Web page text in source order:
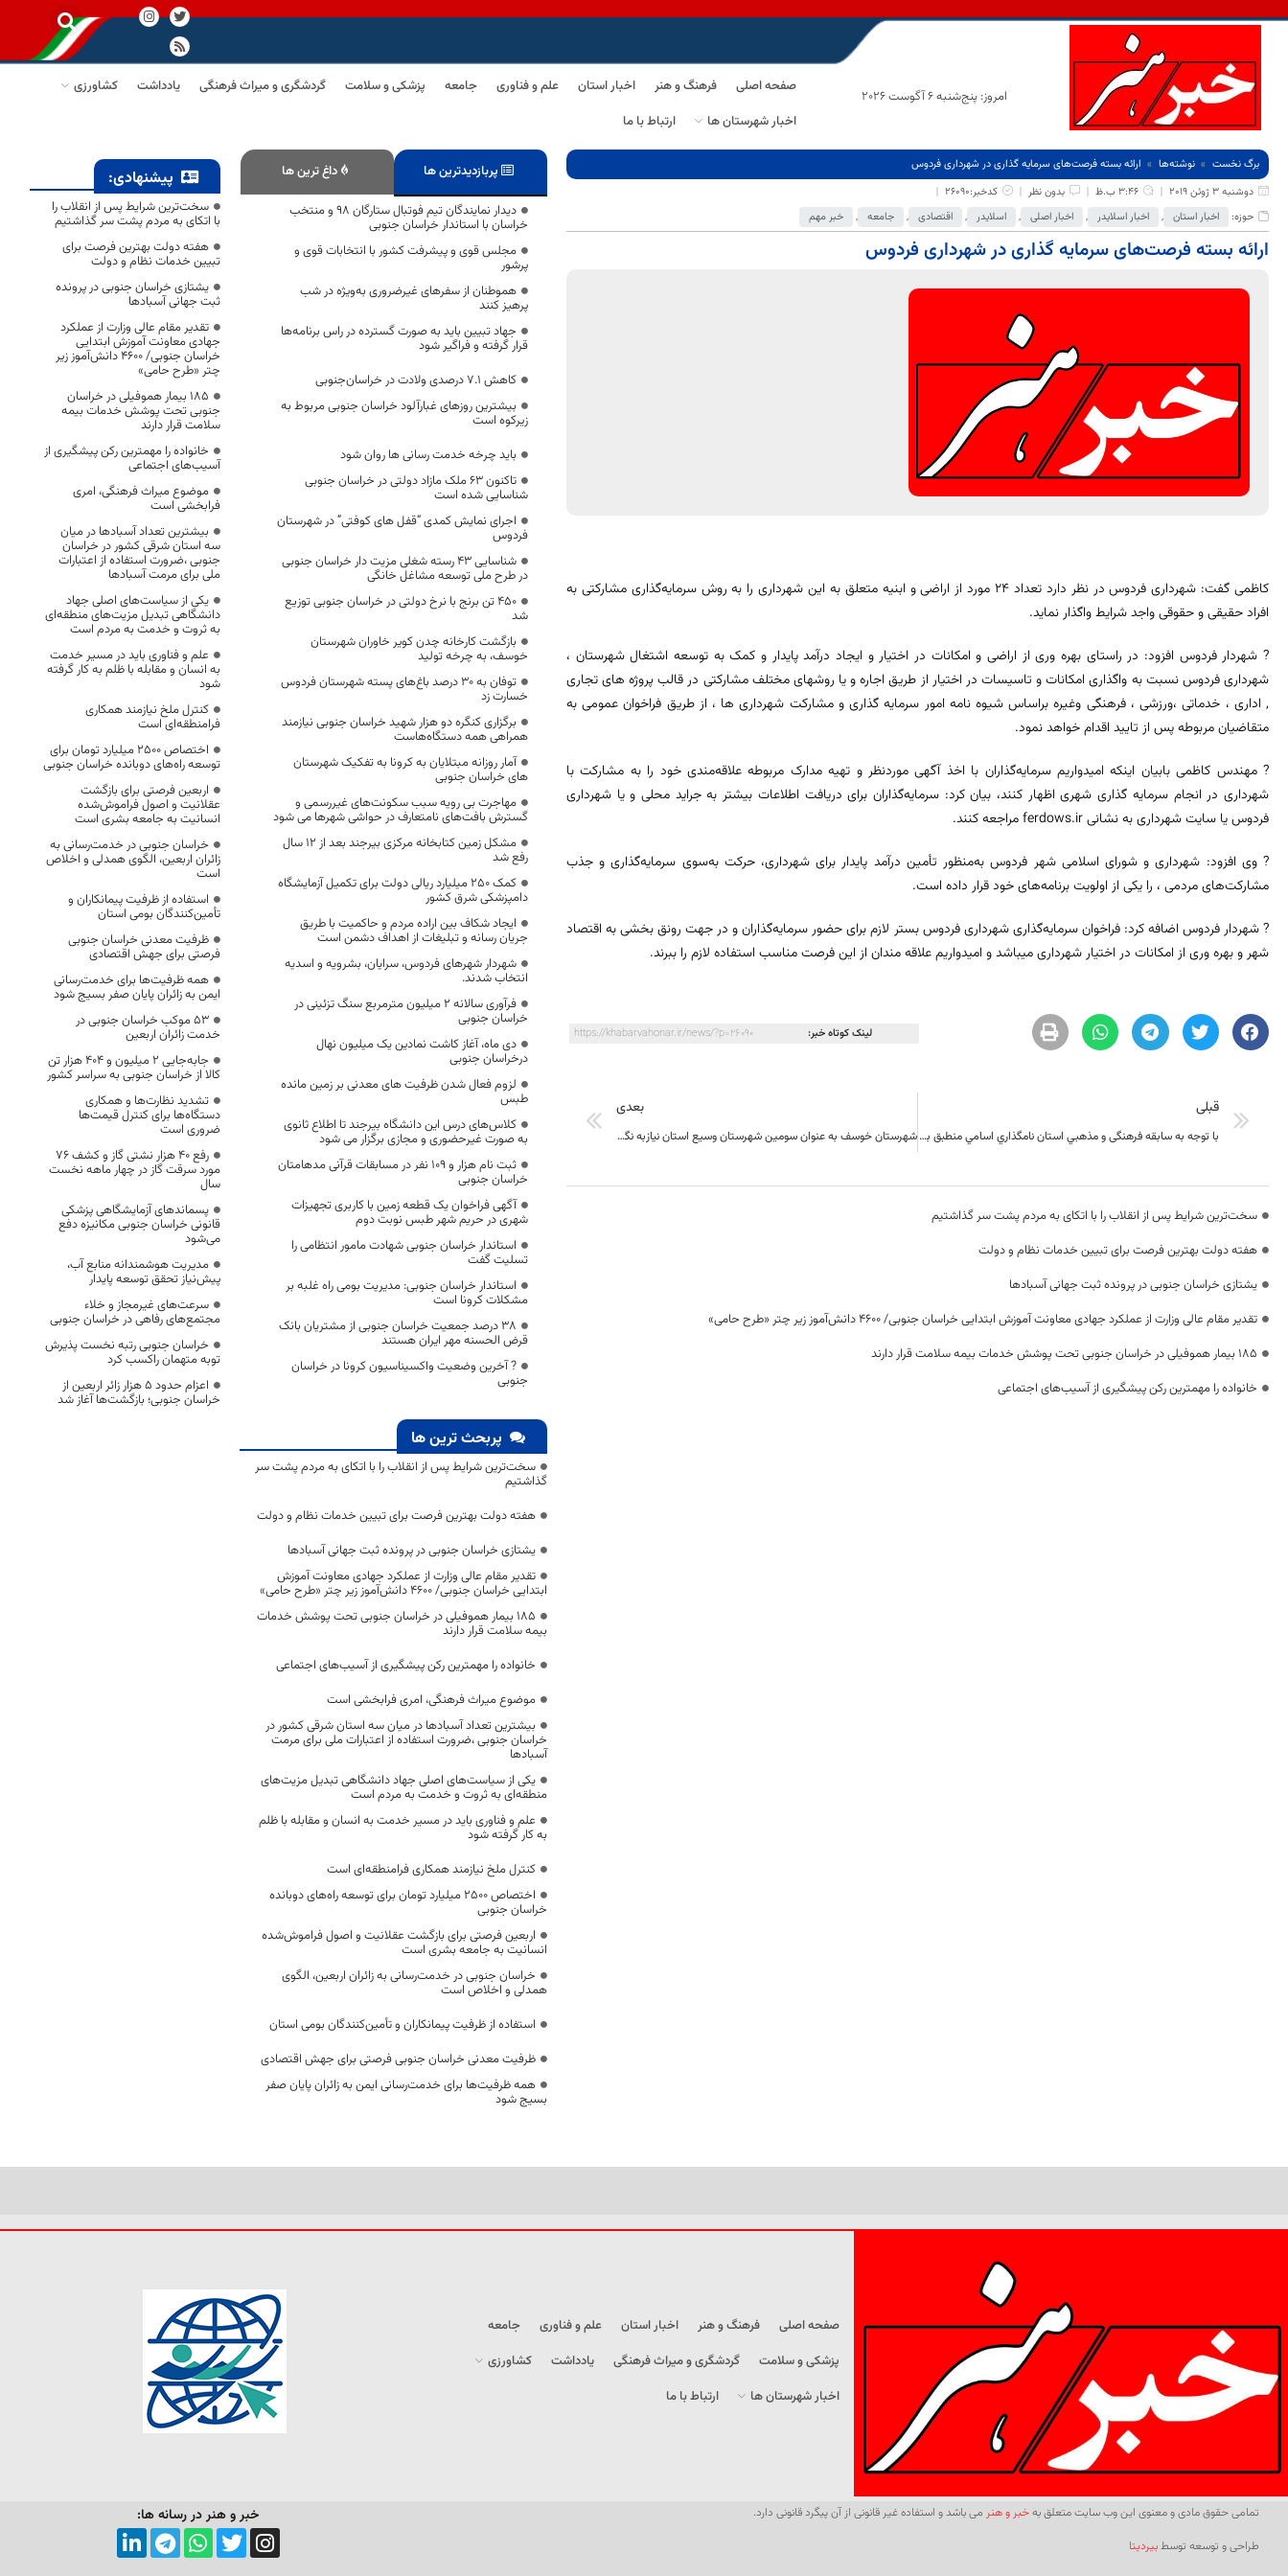
امروز: پنج‌شنبه 6 آگوست 2026
صفحه اصلی فرهنگ و هنر اخبار استان علم و فناوری جامعه پزشکی و سلامت گردشگری و میراث فرهنگی یادداشت
کشاورزی
اخبار شهرستان ها
ارتباط با ما
برگ نخست نوشته‌ها
ارائه بسته فرصت‌های سرمایه گذاری در شهرداری فردوس
دوشنبه 3 ژوئن 2019
3:46 ب.ظ بدون نظر
کدخبر:26090
حوزه:
اخبار استان , اخبار اسلایدر , اخبار اصلی , اسلایدر , اقتصادی , جامعه , خبر مهم
ارائه بسته فرصت‌های سرمایه گذاری در شهرداری فردوس
کاظمی گفت: شهرداری فردوس در نظر دارد تعداد ۲۴ مورد از اراضی و ابنیه متعلق به این شهرداری را به روش سرمایه‌گذاری مشارکتی به
افراد حقیقی و حقوقی واجد شرایط واگذار نماید.
? شهردار فردوس افزود: در راستای بهره وری از اراضی و امکانات در اختیار و ایجاد درآمد پایدار و کمک به توسعه اشتغال شهرستان ،
شهرداری فردوس نسبت به واگذاری امکانات و تاسیسات در اختیار از طریق اجاره و یا روشهای مختلف مشارکتی در قالب پروژه های تجاری
, اداری ، خدماتی ،ورزشی ، فرهنگی وغیره براساس شیوه نامه امور سرمایه گذاری و مشارکت شهرداری ها ، از طریق فراخوان عمومی به
متقاضیان مربوطه پس از تایید اقدام خواهد نمود.
? مهندس کاظمی بابیان اینکه امیدواریم سرمایه‌گذاران با اخذ آگهی موردنظر و تهیه مدارک مربوطه علاقه‌مندی خود را به مشارکت با
شهرداری در انجام سرمایه گذاری شهری اظهار کنند، بیان کرد: سرمایه‌گذاران برای دریافت اطلاعات بیشتر به جراید محلی و یا شهرداری
فردوس یا سایت شهرداری به نشانی ferdows.ir مراجعه کنند.
? وی افزود: شهرداری و شورای اسلامی شهر فردوس به‌منظور تأمین درآمد پایدار برای شهرداری‌، حرکت به‌سوی سرمایه‌گذاری و جذب
مشارکت‌های مردمی ، را یکی از اولویت برنامه‌های خود قرار داده است.
? شهردار فردوس اضافه کرد: فراخوان سرمایه‌گذاری شهرداری فردوس بستر لازم برای حضور سرمایه‌گذاران و در جهت رونق بخشی به اقتصاد
شهر و بهره وری از امکانات در اختیار شهرداری میباشد و امیدواریم علاقه مندان از این فرصت مناسب استفاده لازم را ببرند.
لینک کوتاه خبر: https://khabarvahonar.ir/news/?p=26090
قبلی
با توجه به سابقه فرهنگی و مذهبي استان نامگذاري اسامي منطبق بر سياست هاي فرهنگي ثبت احوال کشور است
بعدی
شهرستان خوسف به عنوان سومین شهرستان وسیع استان نیازبه نگاه ویژه دارد
سخت‌ترین شرایط پس از انقلاب را با اتکای به مردم پشت سر گذاشتیم
هفته دولت بهترین فرصت برای تبیین خدمات نظام و دولت
یشتازی خراسان جنوبی در پرونده ثبت جهانی آسبادها
تقدیر مقام عالی وزارت از عملکرد جهادی معاونت آموزش ابتدایی خراسان جنوبی/ ۴۶۰۰ دانش‌آموز زیر چتر «طرح حامی»
۱۸۵ بیمار هموفیلی در خراسان جنوبی تحت پوشش خدمات بیمه سلامت قرار دارند
خانواده را مهمترین رکن پیشگیری از آسیب‌های اجتماعی
پربازدیدترین ها داغ ترین ها
دیدار نمایندگان تیم فوتبال ستارگان ۹۸ و منتخب
خراسان با استاندار خراسان جنوبی
مجلس قوی و پیشرفت کشور با انتخابات قوی و
پرشور
هموطنان از سفرهای غیرضروری به‌ویژه در شب
پرهیز کنند
جهاد تبیین باید به صورت گسترده در راس برنامه‌ها
قرار گرفته و فراگیر شود
کاهش ۷.۱ درصدی ولادت در خراسان‌جنوبی
بیشترین روزهای غبارآلود خراسان جنوبی مربوط به
زیرکوه است
باید چرخه خدمت رسانی ها روان شود
تاکنون ۶۳ ملک مازاد دولتی در خراسان جنوبی
شناسایی شده است
اجرای نمایش کمدی “قفل های کوفتی” در شهرستان
فردوس
شناسایی 43 رسته شغلی مزیت دار خراسان جنوبی
در طرح ملی توسعه مشاغل خانگی
۴۵۰ تن برنج با نرخ دولتی در خراسان جنوبی توزیع
شد
بازگشت کارخانه چدن کویر خاوران شهرستان
خوسف، به چرخه تولید
توفان به ۳۰ درصد باغ‌های پسته شهرستان فردوس
خسارت زد
برگزاری کنگره دو هزار شهید خراسان جنوبی نیازمند
همراهی همه دستگاه‌هاست
آمار روزانه مبتلایان به کرونا به تفکیک شهرستان
های خراسان جنوبی
مهاجرت بی رویه سبب سکونت‌های غیررسمی و
گسترش بافت‌های نامتعارف در حواشی شهرها می شود
مشکل زمین کتابخانه مرکزی بیرجند بعد از ۱۲ سال
رفع شد
کمک ۲۵۰ میلیارد ریالی دولت برای تکمیل آزمایشگاه
دامپزشکی شرق کشور
ایجاد شکاف بین اراده مردم و حاکمیت با طریق
جریان رسانه و تبلیغات از اهداف دشمن است
شهردار شهرهای فردوس، سرایان، بشرویه و اسدیه
انتخاب شدند.
فرآوری سالانه ۲ میلیون مترمربع سنگ تزئینی در
خراسان جنوبی
دی ماه، آغاز کاشت نمادین یک میلیون نهال
درخراسان جنوبی
لزوم فعال شدن ظرفیت های معدنی بر زمین مانده
طبس
کلاس‌های درس این دانشگاه بیرجند تا اطلاع ثانوی
به صورت غیرحضوری و مجازی برگزار می شود
ثبت نام هزار و ۱۰۹ نفر در مسابقات قرآنی مدهامتان
خراسان جنوبی
آگهی فراخوان یک قطعه زمین با کاربری تجهیزات
شهری در حریم شهر طبس نوبت دوم
استاندار خراسان جنوبی شهادت مامور انتظامی را
تسلیت گفت
استاندار خراسان جنوبی: مدیریت بومی راه غلبه بر
مشکلات کرونا است
۳۸ درصد جمعیت خراسان جنوبی از مشتریان بانک
قرض الحسنه مهر ایران هستند
? آخرین وضعیت واکسیناسیون کرونا در خراسان
جنوبی
پربحث ترین ها
سخت‌ترین شرایط پس از انقلاب را با اتکای به مردم پشت سر
گذاشتیم
هفته دولت بهترین فرصت برای تبیین خدمات نظام و دولت
یشتازی خراسان جنوبی در پرونده ثبت جهانی آسبادها
تقدیر مقام عالی وزارت از عملکرد جهادی معاونت آموزش
ابتدایی خراسان جنوبی/ ۴۶۰۰ دانش‌آموز زیر چتر «طرح حامی»
۱۸۵ بیمار هموفیلی در خراسان جنوبی تحت پوشش خدمات
بیمه سلامت قرار دارند
خانواده را مهمترین رکن پیشگیری از آسیب‌های اجتماعی
موضوع میراث فرهنگی، امری فرابخشی است
بیشترین تعداد آسبادها در میان سه استان شرقی کشور در
خراسان جنوبی ،ضرورت استفاده از اعتبارات ملی برای مرمت
آسبادها
یکی از سیاست‌های اصلی جهاد دانشگاهی تبدیل مزیت‌های
منطقه‌ای به ثروت و خدمت به مردم است
علم و فناوری باید در مسیر خدمت به انسان و مقابله با ظلم
به کار گرفته شود
کنترل ملخ نیازمند همکاری فرامنطقه‌ای است
اختصاص 2500 میلیارد تومان برای توسعه راه‌های دوبانده
خراسان جنوبی
اربعین فرصتی برای بازگشت عقلانیت و اصول فراموش‌شده
انسانیت به جامعه بشری است
خراسان جنوبی در خدمت‌رسانی به زائران اربعین، الگوی
همدلی و اخلاص است
استفاده از ظرفیت پیمانکاران و تأمین‌کنندگان بومی استان
ظرفیت معدنی خراسان جنوبی فرصتی برای جهش اقتصادی
همه ظرفیت‌ها برای خدمت‌رسانی ایمن به زائران پایان صفر
بسیج شود
پیشنهادی:
سخت‌ترین شرایط پس از انقلاب را
با اتکای به مردم پشت سر گذاشتیم
هفته دولت بهترین فرصت برای
تبیین خدمات نظام و دولت
یشتازی خراسان جنوبی در پرونده
ثبت جهانی آسبادها
تقدیر مقام عالی وزارت از عملکرد
جهادی معاونت آموزش ابتدایی
خراسان جنوبی/ ۴۶۰۰ دانش‌آموز زیر
چتر «طرح حامی»
۱۸۵ بیمار هموفیلی در خراسان
جنوبی تحت پوشش خدمات بیمه
سلامت قرار دارند
خانواده را مهمترین رکن پیشگیری از
آسیب‌های اجتماعی
موضوع میراث فرهنگی، امری
فرابخشی است
بیشترین تعداد آسبادها در میان
سه استان شرقی کشور در خراسان
جنوبی ،ضرورت استفاده از اعتبارات
ملی برای مرمت آسبادها
یکی از سیاست‌های اصلی جهاد
دانشگاهی تبدیل مزیت‌های منطقه‌ای
به ثروت و خدمت به مردم است
علم و فناوری باید در مسیر خدمت
به انسان و مقابله با ظلم به کار گرفته
شود
کنترل ملخ نیازمند همکاری
فرامنطقه‌ای است
اختصاص 2500 میلیارد تومان برای
توسعه راه‌های دوبانده خراسان جنوبی
اربعین فرصتی برای بازگشت
عقلانیت و اصول فراموش‌شده
انسانیت به جامعه بشری است
خراسان جنوبی در خدمت‌رسانی به
زائران اربعین، الگوی همدلی و اخلاص
است
استفاده از ظرفیت پیمانکاران و
تأمین‌کنندگان بومی استان
ظرفیت معدنی خراسان جنوبی
فرصتی برای جهش اقتصادی
همه ظرفیت‌ها برای خدمت‌رسانی
ایمن به زائران پایان صفر بسیج شود
53 موکب خراسان جنوبی در
خدمت زائران اربعین
جابه‌جایی 2 میلیون و 404 هزار تن
کالا از خراسان جنوبی به سراسر کشور
تشدید نظارت‌ها و همکاری
دستگاه‌ها برای کنترل قیمت‌ها
ضروری است
رفع 40 هزار نشتی گاز و کشف 76
مورد سرقت گاز در چهار ماهه نخست
سال
پسماندهای آزمایشگاهی پزشکی
قانونی خراسان جنوبی مکانیزه دفع
می‌شود
مدیریت هوشمندانه منابع آب،
پیش‌نیاز تحقق توسعه پایدار
سرعت‌های غیرمجاز و خلاء
مجتمع‌های رفاهی در خراسان جنوبی
خراسان جنوبی رتبه نخست پذیرش
توبه متهمان راکسب کرد
اعزام حدود 5 هزار زائر اربعین از
خراسان جنوبی؛ بازگشت‌ها آغاز شد
صفحه اصلی فرهنگ و هنر اخبار استان علم و فناوری
جامعه
پزشکی و سلامت
گردشگری و میراث فرهنگی یادداشت
کشاورزی
اخبار شهرستان ها
ارتباط با ما
تمامی حقوق مادی و معنوی این وب سایت متعلق بهخبر و هنر می باشد و استفاده غیر قانونی از آن پیگرد قانونی دارد.
طراحی و توسعه توسطبیردیتا
خبر و هنر در رسانه ها: